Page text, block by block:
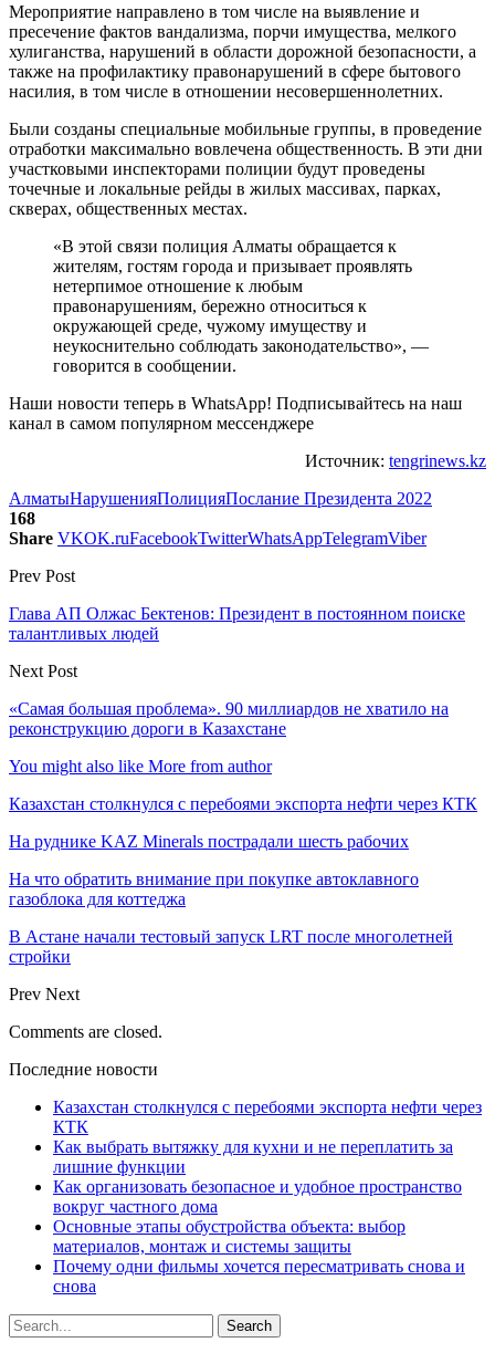
Мероприятие направлено в том числе на выявление и
пресечение фактов вандализма, порчи имущества, мелкого
хулиганства, нарушений в области дорожной безопасности, а
также на профилактику правонарушений в сфере бытового
насилия, в том числе в отношении несовершеннолетних.
Были созданы специальные мобильные группы, в проведение
отработки максимально вовлечена общественность. В эти дни
участковыми инспекторами полиции будут проведены
точечные и локальные рейды в жилых массивах, парках,
скверах, общественных местах.
«В этой связи полиция Алматы обращается к
жителям, гостям города и призывает проявлять
нетерпимое отношение к любым
правонарушениям, бережно относиться к
окружающей среде, чужому имуществу и
неукоснительно соблюдать законодательство», —
говорится в сообщении.
Наши новости теперь в WhatsApp! Подписывайтесь на наш
канал в самом популярном мессенджере
Источник: tengrinews.kz
АлматыНарушенияПолицияПослание Президента 2022
168
Share VKOK.ruFacebookTwitterWhatsAppTelegramViber
Prev Post
Глава АП Олжас Бектенов: Президент в постоянном поиске
талантливых людей
Next Post
«Самая большая проблема». 90 миллиардов не хватило на
реконструкцию дороги в Казахстане
You might also like More from author
Казахстан столкнулся с перебоями экспорта нефти через КТК
На руднике KAZ Minerals пострадали шесть рабочих
На что обратить внимание при покупке автоклавного
газоблока для коттеджа
В Астане начали тестовый запуск LRT после многолетней
стройки
Prev Next
Comments are closed.
Последние новости
Казахстан столкнулся с перебоями экспорта нефти через
КТК
Как выбрать вытяжку для кухни и не переплатить за
лишние функции
Как организовать безопасное и удобное пространство
вокруг частного дома
Основные этапы обустройства объекта: выбор
материалов, монтаж и системы защиты
Почему одни фильмы хочется пересматривать снова и
снова